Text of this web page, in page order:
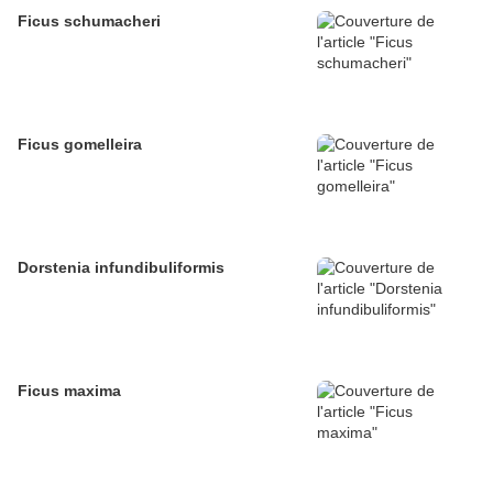
Ficus schumacheri
Ficus gomelleira
Dorstenia infundibuliformis
Ficus maxima